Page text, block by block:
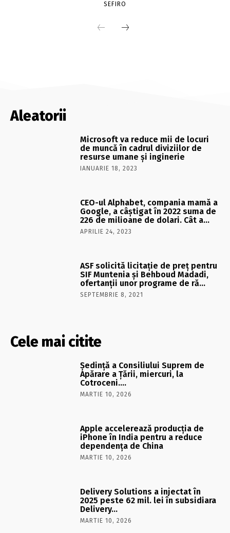
SEFIRO
Aleatorii
Microsoft va reduce mii de locuri
de muncă în cadrul diviziilor de
resurse umane și inginerie
IANUARIE 18, 2023
CEO-ul Alphabet, compania mamă a
Google, a câştigat în 2022 suma de
226 de milioane de dolari. Cât a…
APRILIE 24, 2023
ASF solicită licitaţie de preţ pentru
SIF Muntenia şi Behboud Madadi,
ofertanţii unor programe de ră…
SEPTEMBRIE 8, 2021
Cele mai citite
Şedinţă a Consiliului Suprem de
Apărare a Ţării, miercuri, la
Cotroceni….
MARTIE 10, 2026
Apple accelerează producția de
iPhone în India pentru a reduce
dependența de China
MARTIE 10, 2026
Delivery Solutions a injectat în
2025 peste 62 mil. lei în subsidiara
Delivery…
MARTIE 10, 2026